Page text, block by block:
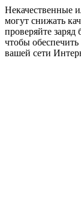
Некачественные
могут снижать
проверяйте заряд
чтобы
вашей сети